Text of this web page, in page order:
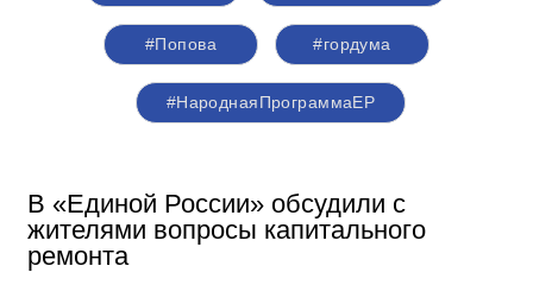
#Попова #гордума
#НароднаяПрограммаЕР
В «Единой России» обсудили с
жителями вопросы капитального
ремонта